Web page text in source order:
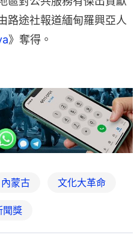
路途社報道緬甸羅興亞人
》奪得。
內蒙古 文化大革命
聞獎